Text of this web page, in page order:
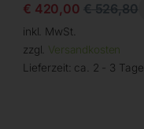
€ 420,00 €526,80
inkl. MwSt.
zzgl. Versandkosten
Lieferzeit: ca. 2 - 3 Tage